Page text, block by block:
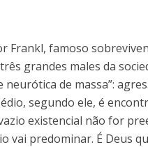
Frankl, famoso
grandes males da
neurótica de massa”:
segundo ele, é
existencial não for
vai predominar. É Deus